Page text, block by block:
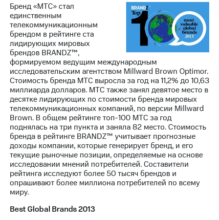
Бренд «МТС» стал
единственным
телекоммуникационным
брендом в рейтинге ста
лидирующих мировых
брендов BRANDZ™,
формируемом ведущим международным
исследовательским агентством Millward Brown Optimor.
Стоимость бренда МТС выросла за год на 11,2% до 10,63
миллиарда долларов. МТС также занял девятое место в
десятке лидирующих по стоимости бренда мировых
телекоммуникационных компаний, по версии Millward
Brown. В общем рейтинге топ-100 МТС за год
поднялась на три пункта и заняла 82 место. Стоимость
бренда в рейтинге BRANDZ™ учитывает прогнозные
доходы компании, которые генерирует бренд, и его
текущие рыночные позиции, определяемые на основе
исследовании мнений потребителей. Составители
рейтинга исследуют более 50 тысяч брендов и
опрашивают более миллиона потребителей по всему
миру.
Best Global Brands 2013